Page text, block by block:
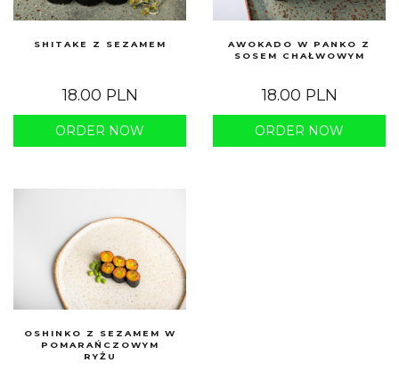
SHITAKE Z SEZAMEM
18.00 PLN
ORDER NOW
AWOKADO W PANKO Z
SOSEM CHAŁWOWYM
18.00 PLN
ORDER NOW
OSHINKO Z SEZAMEM W
POMARAŃCZOWYM
RYŻU